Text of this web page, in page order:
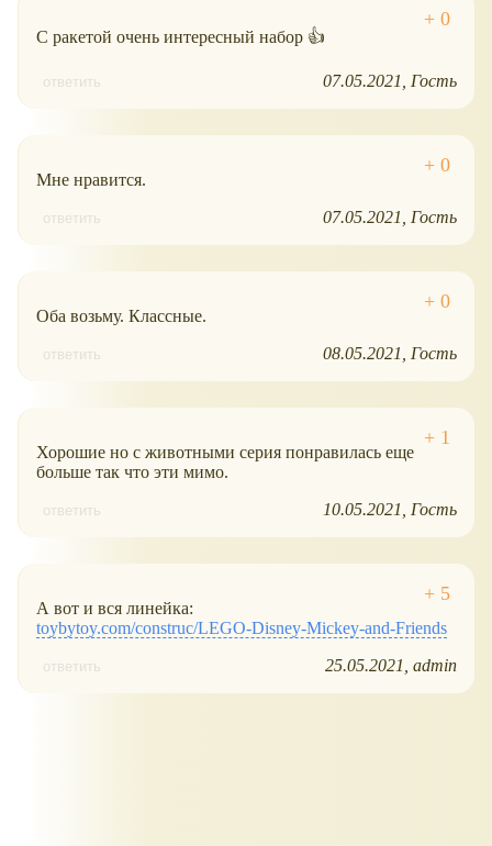
С ракетой очень интересный набор 👍
ответить 07.05.2021 Гость
Мне нравится.
ответить 07.05.2021 Гость
Оба возьму. Классные.
ответить 08.05.2021 Гость
Хорошие но с животными серия понравилась еще
больше так что эти мимо.
ответить 10.05.2021 Гость
А вот и вся линейка:
toybytoy.com/construc/LEGO-Disney-Mickey-and-Friends
ответить 25.05.2021 admin